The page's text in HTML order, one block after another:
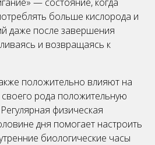
больше кислорода и
даже после завершения
и возвращаясь к
положительно влияют на
своего рода положительную
физическая
дня помогает настроить
биологические часы